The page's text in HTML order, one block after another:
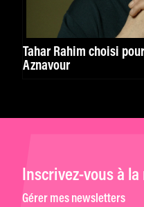
Tahar Rahim choisi
Aznavour
Inscrivez-vous à
Gérer mes newsletters